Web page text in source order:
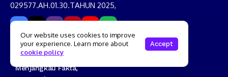
029577.AH.01.30.TAHUN 2025,
Menjangkau Fakta,
Our website uses cookies to improve
your experience. Learn more about
cookie policy
Accept